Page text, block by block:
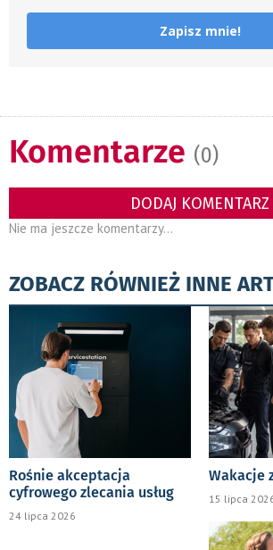
Zapisz mnie!
Komentarze (0)
DODAJ KOMENTARZ
Nie ma jeszcze komentarzy...
ZOBACZ RÓWNIEŻ INNE
Rośnie akceptacja
cyfrowego zlecania usług
24 lipca 2026
Wakacje
15 lipca